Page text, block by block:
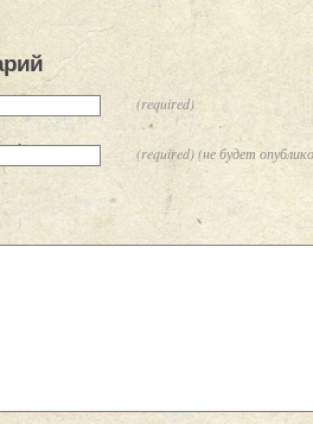
(required)
(required) (не будет